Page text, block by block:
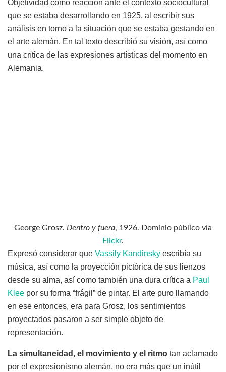
Objetividad como reacción ante el contexto sociocultural
que se estaba desarrollando en 1925, al escribir sus
análisis en torno a la situación que se estaba gestando en
el arte alemán. En tal texto describió su visión, así como
una crítica de las expresiones artísticas del momento en
Alemania.
George Grosz. Dentro y fuera, 1926. Dominio público vía
Flickr.
Expresó considerar que Vassily Kandinsky escribía su
música, así como la proyección pictórica de sus lienzos
desde su alma, así como también una dura crítica a Paul
Klee por su forma “frágil” de pintar. El arte puro llamando
en ese entonces, era para Grosz, los sentimientos
proyectados pasaron a ser simple objeto de
representación.
La simultaneidad, el movimiento y el ritmo tan aclamado
por el expresionismo alemán, no era más que un inútil